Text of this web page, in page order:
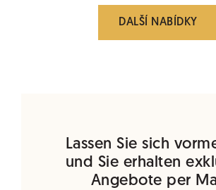
DALŠÍ NABÍDKY
Lassen Sie sich
und Sie erhalten
Angebote per